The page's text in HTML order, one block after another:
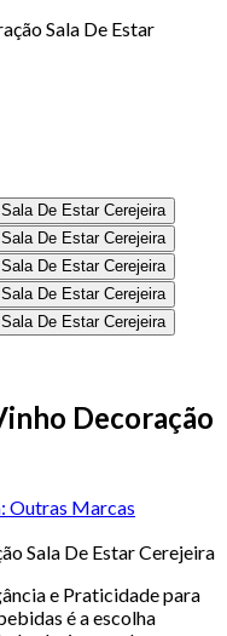
Decoração
Outras Marcas
Sala De Estar Cerejeira
e Praticidade para
é a escolha